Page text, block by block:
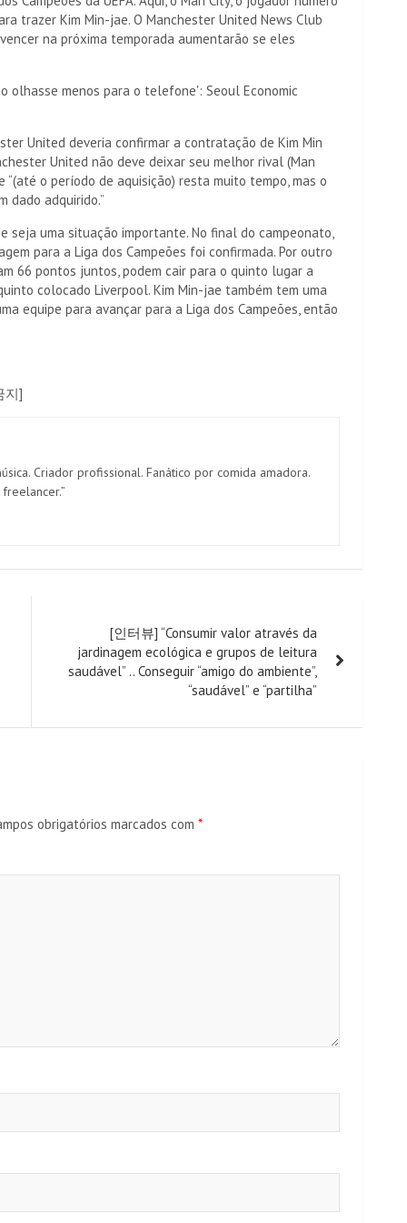
trazer Kim Min-jae. O Manchester United News Club
na próxima temporada aumentarão se eles
olhasse menos para o telefone': Seoul Economic
United deveria confirmar a contratação de Kim Min
United não deve deixar seu melhor rival (Man
o período de aquisição) resta muito tempo, mas o
dado adquirido.”
seja uma situação importante. No final do campeonato,
para a Liga dos Campeões foi confirmada. Por outro
66 pontos juntos, podem cair para o quinto lugar a
colocado Liverpool. Kim Min-jae também tem uma
equipe para avançar para a Liga dos Campeões, então
지]
Criador profissional. Fanático por comida amadora.
[인터뷰] “Consumir valor através da
jardinagem ecológica e grupos de leitura
saudável” .. Conseguir “amigo do ambiente”,
“saudável” e “partilha”
obrigatórios marcados com *